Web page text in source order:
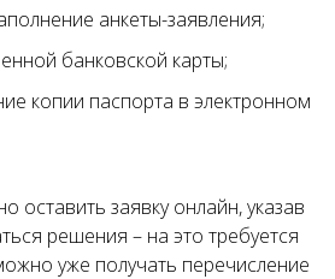
анкеты-заявления;
банковской карты;
копии паспорта в электронном
оставить заявку онлайн, указав
решения – на это требуется
уже получать перечисление